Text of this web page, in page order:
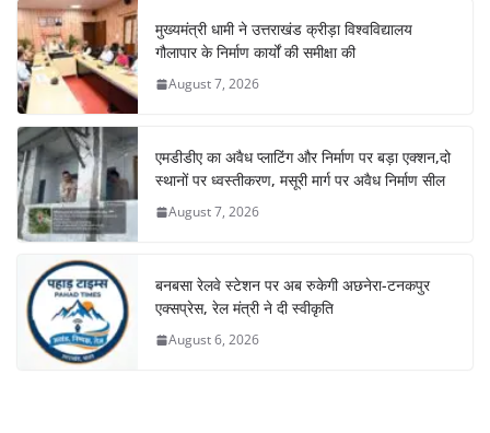
मुख्यमंत्री धामी ने उत्तराखंड क्रीड़ा विश्वविद्यालय
गौलापार के निर्माण कार्यों की समीक्षा की
August 7, 2026
एमडीडीए का अवैध प्लाटिंग और निर्माण पर बड़ा एक्शन,दो
स्थानों पर ध्वस्तीकरण, मसूरी मार्ग पर अवैध निर्माण सील
August 7, 2026
बनबसा रेलवे स्टेशन पर अब रुकेगी अछनेरा-टनकपुर
एक्सप्रेस, रेल मंत्री ने दी स्वीकृति
August 6, 2026